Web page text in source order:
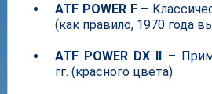
ATF POWER F–
(как правило, 1970 года
ATF POWER DX II –
гг. (красного цвета)